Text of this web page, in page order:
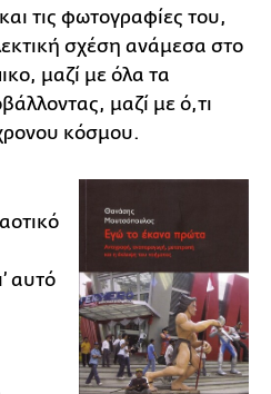
τις φωτογραφίες του,
σχέση ανάμεσα στο
μαζί με όλα τα
μαζί με ό,τι
κόσμου.
αυτό